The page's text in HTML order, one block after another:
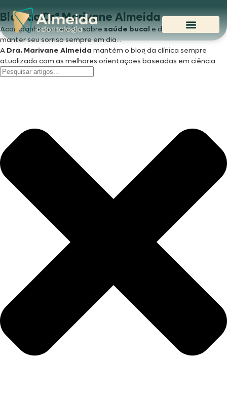
Blog da Drª Marivane Almeida
Acompanhe conteúdos sobresaúde bucale dicas para você
manter seu sorriso sempre em dia...
A Dra. Marivane Almeida mantém o blog da clínica sempre
atualizado com as melhores orientaçoes baseadas em ciência.